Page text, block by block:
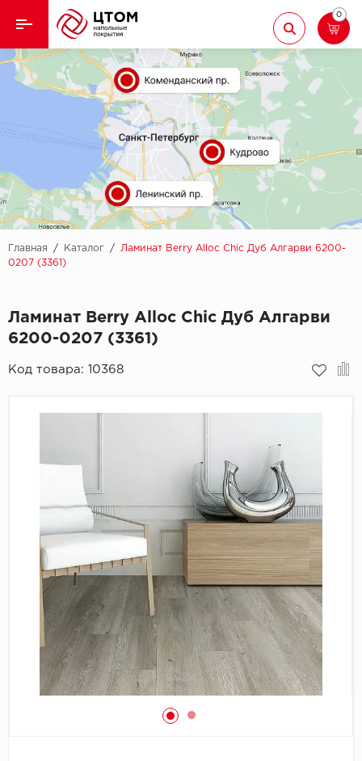
Назад
Кварцвиниловая плитка
Назад
Aberhof
Adelar
Alfa
AllureFloor
Alpine floor
Arbiton
Classen
CorkArt Vinyl
CronaFloor
Damy Floor
Decoria
Dolce Flooring
ECO Parquet
Ламинат
Ковролин
Линолеум
Паркет
Плинтус
0
Главная / Каталог /
Ламинат Berry Alloc Chic Дуб Алгарви 6200-
0207 (3361)
Ламинат Berry Alloc Chic Дуб Алгарви
6200-0207 (3361)
Код товара: 10368